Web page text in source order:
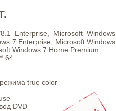
Enterprise, Microsoft Windows
7 Enterprise, Microsoft Windows
Windows 7 Home Premium
64
true color
DVD